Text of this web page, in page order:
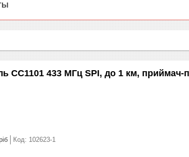
CC1101 433 МГц SPI, до 1 км, приймач-
Код: 102623-1